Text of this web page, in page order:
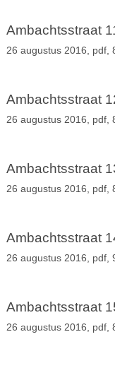
Ambachtsstraat
26 augustus 2016, pdf,
Ambachtsstraat
26 augustus 2016, pdf,
Ambachtsstraat
26 augustus 2016, pdf,
Ambachtsstraat
26 augustus 2016, pdf,
Ambachtsstraat
26 augustus 2016, pdf,